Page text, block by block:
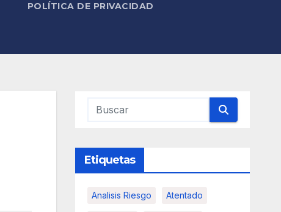
POLÍTICA DE PRIVACIDAD
Etiquetas
Analisis Riesgo Atentado